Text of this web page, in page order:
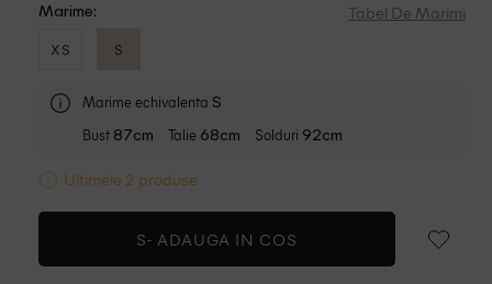
Marime: Tabel De Marimi
XS S
Marime echivalenta S
Bust 87cm Talie 68cm Solduri 92cm
Ultimele 2 produse
S- ADAUGA IN COS